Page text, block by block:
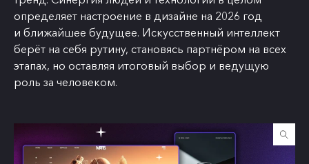
определяет настроение в дизайне на 2026 год
и ближайшее будущее. Искусственный интеллект
берёт на себя рутину, становясь партнёром на всех
этапах, но оставляя итоговый выбор и ведущую
роль за человеком.